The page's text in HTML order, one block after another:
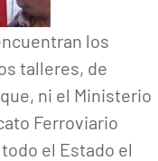
los
talleres, de
ni el Ministerio
Ferroviario
el Estado el